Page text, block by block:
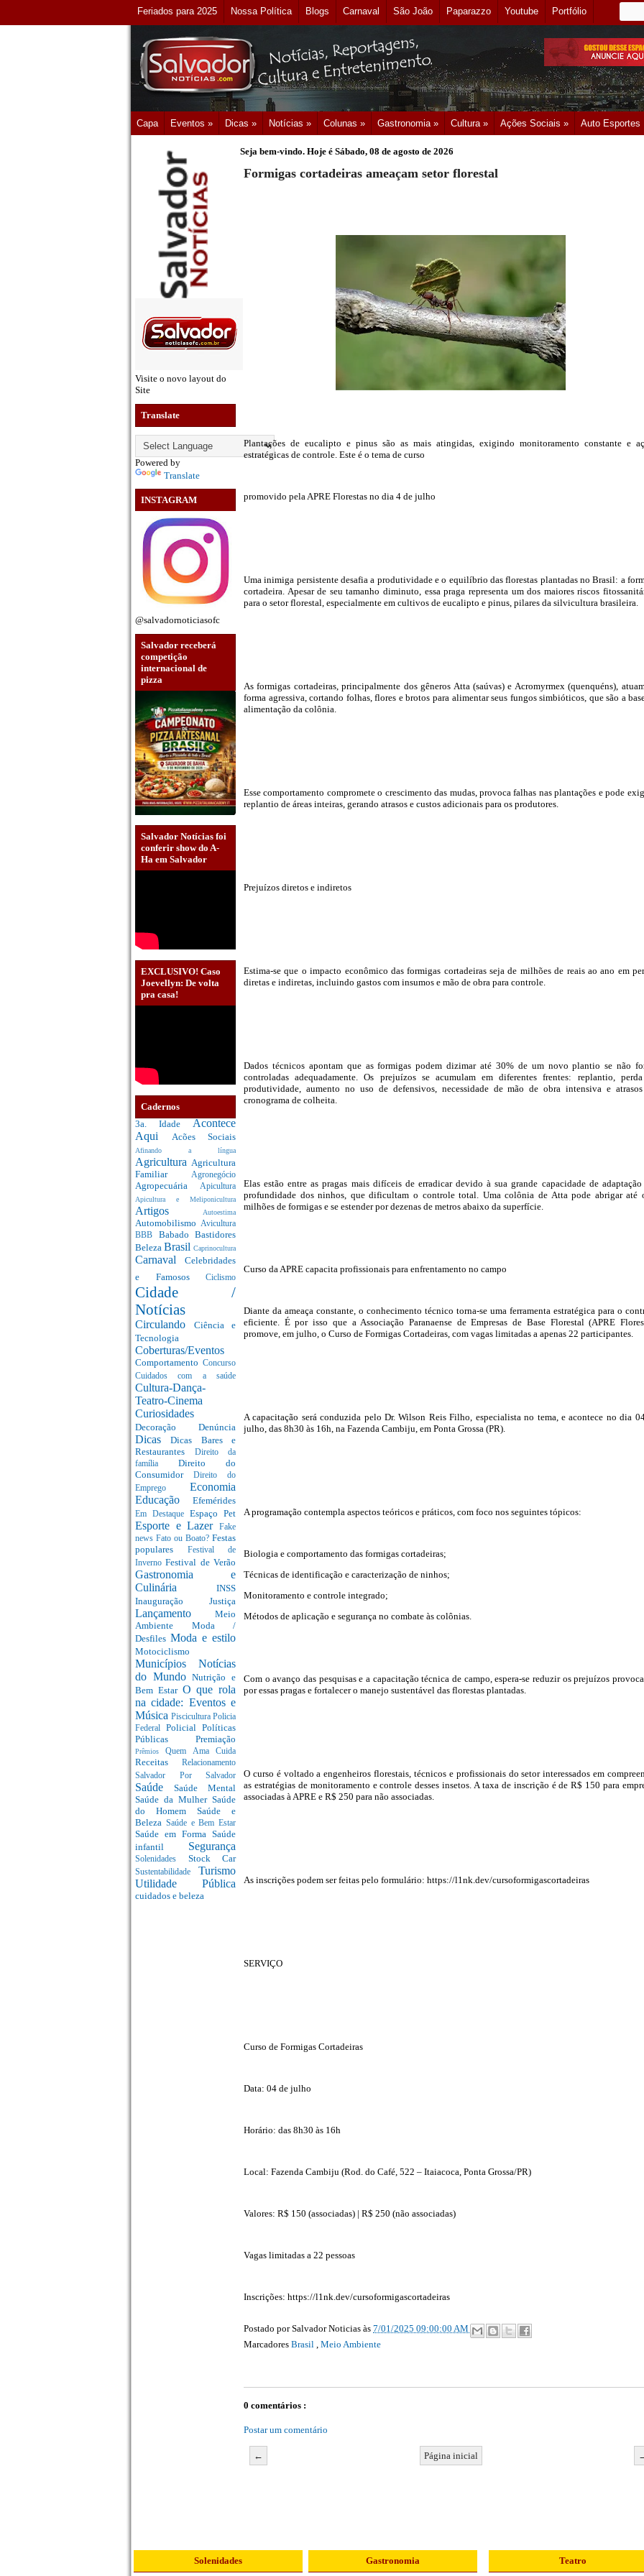
Feriados para 2025 Nossa Política Blogs Carnaval São João Paparazzo Youtube Portfólio
Capa Eventos » Dicas » Notícias » Colunas » Gastronomia » Cultura » Ações Sociais » Auto Esportes
Visite o novo layout do
Site
Translate
Powered by
Translate
INSTAGRAM
@salvadornoticiasofc
Salvador receberá
competição
internacional de
pizza
Salvador Notícias foi
conferir show do A-
Ha em Salvador
EXCLUSIVO! Caso
Joevellyn: De volta
pra casa!
Cadernos
3a. Idade Acontece
Aqui Acões Sociais
Afinando a língua
Agricultura Agricultura
Familiar Agronegócio
Agropecuária Apicultura
Apicultura e Meliponicultura
Artigos Autoestima
Automobilismo Avicultura
BBB Babado Bastidores
Beleza Brasil Caprinocultura
Carnaval Celebridades
e Famosos Ciclismo
Cidade /
Notícias
Circulando Ciência e
Tecnologia
Coberturas/Eventos
Comportamento Concurso
Cuidados com a saúde
Cultura-Dança-
Teatro-Cinema
Curiosidades
Decoração Denúncia
DicasDicas Bares e
Restaurantes
Direito da
família Direito do
Consumidor Direito do
Emprego Economia
Educação Efemérides
Em Destaque Espaço Pet
Esporte e Lazer
Fake
news Fato ou Boato? Festas
populares
Festival de
InvernoFestival de Verão
Gastronomia e
Culinária INSS
Inauguração Justiça
Lançamento Meio
Ambiente Moda /
Desfiles Moda e estilo
Motociclismo
Municípios Notícias
do MundoNutrição e
Bem Estar O que rola
na cidade: Eventos e
Música Piscicultura Policia
Federal Policial Políticas
Públicas Premiação
PrêmiosQuem Ama Cuida
Receitas Relacionamento
Salvador Por Salvador
Saúde Saúde Mental
Saúde da Mulher Saúde
do Homem Saúde e
Beleza Saúde e Bem Estar
Saúde em Forma Saúde
infantil Segurança
Solenidades Stock Car
Sustentabilidade Turismo
Utilidade Pública
cuidados e beleza
Seja bem-vindo. Hoje é Sábado, 08 de agosto de 2026
Formigas cortadeiras ameaçam setor florestal
Plantações de eucalipto e pinus são as mais atingidas, exigindo monitoramento constante e
estratégicas de controle. Este é o tema de curso
promovido pela APRE Florestas no dia 4 de julho
Uma inimiga persistente desafia a produtividade e o equilíbrio das florestas plantadas no Brasil: a
cortadeira. Apesar de seu tamanho diminuto, essa praga representa um dos maiores riscos
para o setor florestal, especialmente em cultivos de eucalipto e pinus, pilares da silvicultura brasileira.
As formigas cortadeiras, principalmente dos gêneros Atta (saúvas) e Acromyrmex (quenquéns),
forma agressiva, cortando folhas, flores e brotos para alimentar seus fungos simbióticos, que são a
alimentação da colônia.
Esse comportamento compromete o crescimento das mudas, provoca falhas nas plantações e pode
replantio de áreas inteiras, gerando atrasos e custos adicionais para os produtores.
Prejuízos diretos e indiretos
Estima-se que o impacto econômico das formigas cortadeiras seja de milhões de reais ao ano em
diretas e indiretas, incluindo gastos com insumos e mão de obra para controle.
Dados técnicos apontam que as formigas podem dizimar até 30% de um novo plantio se não
controladas adequadamente. Os prejuízos se acumulam em diferentes frentes: replantio,
produtividade, aumento no uso de defensivos, necessidade de mão de obra intensiva e
cronograma de colheita.
Elas estão entre as pragas mais difíceis de erradicar devido à sua grande capacidade de
profundidade dos ninhos, que dificultam o controle total. Uma colônia de Atta pode abrigar até
milhões de formigas e se estender por dezenas de metros abaixo da superfície.
Curso da APRE capacita profissionais para enfrentamento no campo
Diante da ameaça constante, o conhecimento técnico torna-se uma ferramenta estratégica para o
eficiente. É por isso que a Associação Paranaense de Empresas de Base Florestal (APRE
promove, em julho, o Curso de Formigas Cortadeiras, com vagas limitadas a apenas 22 participantes.
A capacitação será conduzida pelo Dr. Wilson Reis Filho, especialista no tema, e acontece no dia
julho, das 8h30 às 16h, na Fazenda Cambiju, em Ponta Grossa (PR).
A programação contempla aspectos teóricos e práticos, com foco nos seguintes tópicos:
Biologia e comportamento das formigas cortadeiras;
Técnicas de identificação e caracterização de ninhos;
Monitoramento e controle integrado;
Métodos de aplicação e segurança no combate às colônias.
Com o avanço das pesquisas e a capacitação técnica de campo, espera-se reduzir os prejuízos
por essas pragas e fortalecer o manejo sustentável das florestas plantadas.
O curso é voltado a engenheiros florestais, técnicos e profissionais do setor interessados em
as estratégias de monitoramento e controle desses insetos. A taxa de inscrição é de R$ 150 para
associadas à APRE e R$ 250 para não associadas.
As inscrições podem ser feitas pelo formulário: https://l1nk.dev/cursoformigascortadeiras
SERVIÇO
Curso de Formigas Cortadeiras
Data: 04 de julho
Horário: das 8h30 às 16h
Local: Fazenda Cambiju (Rod. do Café, 522 – Itaiacoca, Ponta Grossa/PR)
Valores: R$ 150 (associadas) | R$ 250 (não associadas)
Vagas limitadas a 22 pessoas
Inscrições: https://l1nk.dev/cursoformigascortadeiras
Postado porSalvador Noticias às 7/01/2025 09:00:00 AM
Marcadores Brasil , Meio Ambiente
0 comentários :
Postar um comentário
← Página inicial
Solenidades Gastronomia Teatro